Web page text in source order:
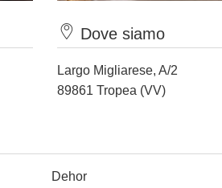
Dove siamo
Largo Migliarese, A/2
89861 Tropea (VV)
Dehor